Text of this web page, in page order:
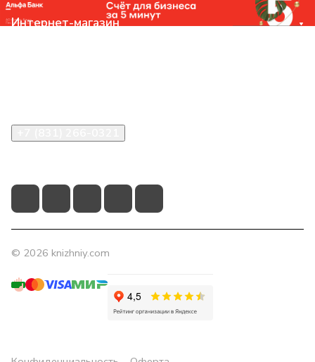
Интернет-магазин
© 2026 knizhniy.com